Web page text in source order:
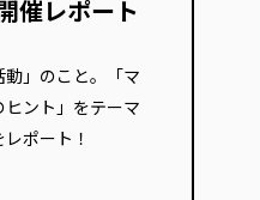
催レポート
動」のこと。「マ
ント」をテーマ
ポート！